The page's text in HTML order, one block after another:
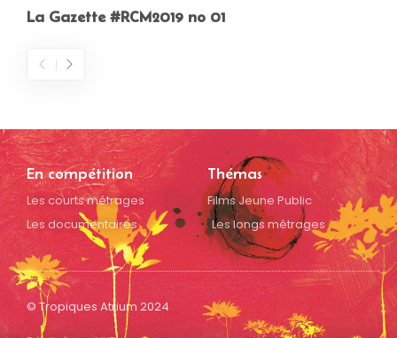
La Gazette #RCM2019 no 01
En compétition
Les courts métrages
Les documentaires
Thémas
Films Jeune Public
Les longs métrages
© Tropiques Atrium 2024